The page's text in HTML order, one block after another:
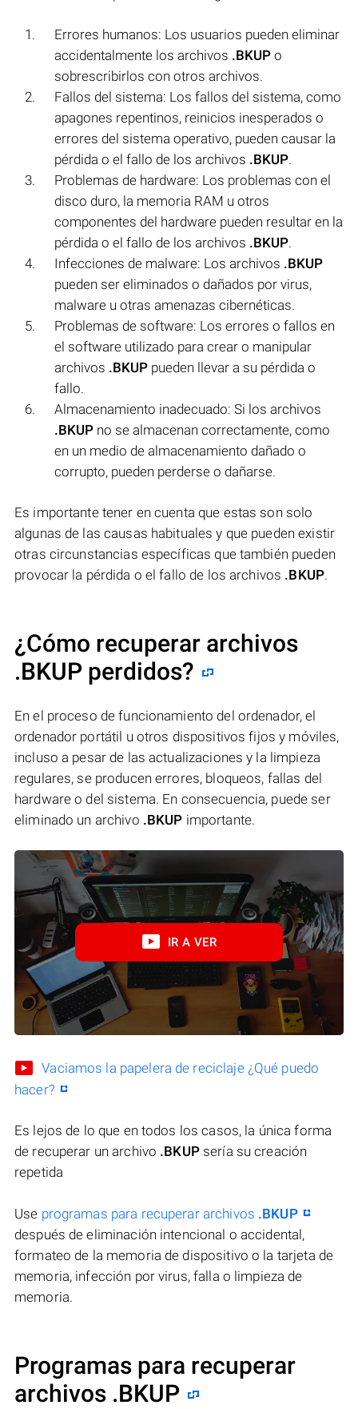
Errores humanos: Los usuarios pueden eliminar
accidentalmente los archivos .BKUP o
sobrescribirlos con otros archivos.
Fallos del sistema: Los fallos del sistema, como
apagones repentinos, reinicios inesperados o
errores del sistema operativo, pueden causar la
pérdida o el fallo de los archivos .BKUP.
Problemas de hardware: Los problemas con el
disco duro, la memoria RAM u otros
componentes del hardware pueden resultar en la
pérdida o el fallo de los archivos .BKUP.
Infecciones de malware: Los archivos .BKUP
pueden ser eliminados o dañados por virus,
malware u otras amenazas cibernéticas.
Problemas de software: Los errores o fallos en
el software utilizado para crear o manipular
archivos .BKUP pueden llevar a su pérdida o
fallo.
Almacenamiento inadecuado: Si los archivos
.BKUP no se almacenan correctamente, como
en un medio de almacenamiento dañado o
corrupto, pueden perderse o dañarse.
Es importante tener en cuenta que estas son solo
algunas de las causas habituales y que pueden existir
otras circunstancias específicas que también pueden
provocar la pérdida o el fallo de los archivos .BKUP.
¿Cómo recuperar archivos
.BKUP perdidos?
En el proceso de funcionamiento del ordenador, el
ordenador portátil u otros dispositivos fijos y móviles,
incluso a pesar de las actualizaciones y la limpieza
regulares, se producen errores, bloqueos, fallas del
hardware o del sistema. En consecuencia, puede ser
eliminado un archivo .BKUP importante.
IR A VER
Vaciamos la papelera de reciclaje ¿Qué puedo
hacer?
Es lejos de lo que en todos los casos, la única forma
de recuperar un archivo .BKUPsería su creación
repetida
Use programas para recuperar archivos .BKUP
después de eliminación intencional o accidental,
formateo de la memoria de dispositivo o la tarjeta de
memoria, infección por virus, falla o limpieza de
memoria.
Programas para recuperar
archivos .BKUP